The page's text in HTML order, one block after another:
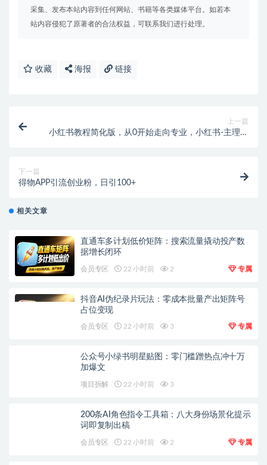
采集、发布本站内容到任何网站、书籍等各类媒体平台。如若本
站内容侵犯了原著者的合法权益，可联系我们进行处理。
收藏 海报 链接
上一篇
小红书教程简化版，从0开始走向专业，小红书-主理人
下一篇
得物APP引流创业粉，日引100+
相关文章
直通车多计划低价矩阵：搜索流量撬动投产数
据增长闭环
会员专区 22 小时前 2 专属
抖音AI伪纪录片玩法：零成本批量产出矩阵号
占位变现
会员专区 22 小时前 3 专属
公众号小绿书明星贴图：零门槛蹭热点冲十万
加爆文
项目拆解 22 小时前 3
200条AI角色指令工具箱：八大身份场景化提示
词即复制出稿
会员专区 22 小时前 2 专属